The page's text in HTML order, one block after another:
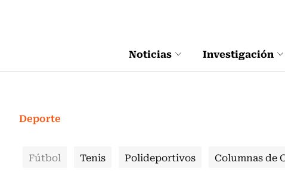
Noticias Investigación
Deporte
Fútbol Tenis Polideportivos Columnas de